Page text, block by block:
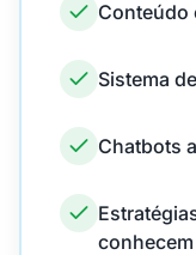
Conteúdo
Sistema
Chatbots
conhecem